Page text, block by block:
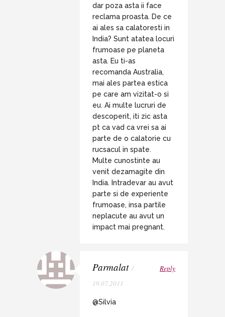
dar poza asta ii face
reclama proasta. De ce
ai ales sa calatoresti in
India? Sunt atatea locuri
frumoase pe planeta
asta. Eu ti-as
recomanda Australia,
mai ales partea estica
pe care am vizitat-o si
eu. Ai multe lucruri de
descoperit, iti zic asta
pt ca vad ca vrei sa ai
parte de o calatorie cu
rucsacul in spate.
Multe cunostinte au
venit dezamagite din
India. Intradevar au avut
parte si de experiente
frumoase, insa partile
neplacute au avut un
impact mai pregnant.
Parmalat /
19.07.2011
Reply
@Silvia